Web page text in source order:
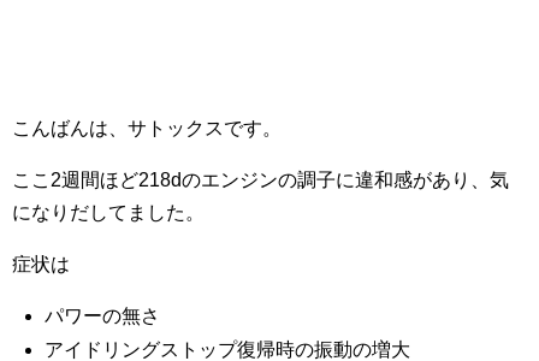
こんばんは、サトックスです。
ここ2週間ほど218dのエンジンの調子に違和感があり、気
になりだしてました。
症状は
パワーの無さ
アイドリングストップ復帰時の振動の増大